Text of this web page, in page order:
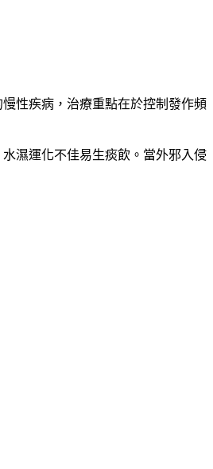
性疾病，治療重點在於控制發作頻
濕運化不佳易生痰飲。當外邪入侵